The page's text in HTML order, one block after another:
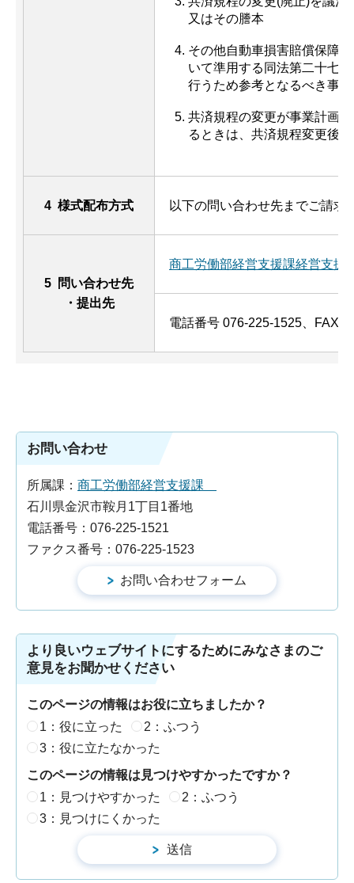
又はその謄本
その他自動車損害賠償保障
いて準用する同法第二十七
行うため参考となるべき事
共済規程の変更が事業計画
るときは、共済規程変更後
4 様式配布方式 以下の問い合わせ先までご請求
5 問い合わせ先
・提出先
商工労働部経営支援課経営支援
電話番号 076-225-1525、FAX
お問い合わせ
所属課： 商工労働部経営支援課
石川県金沢市鞍月1丁目1番地
電話番号：076-225-1521
ファクス番号：076-225-1523
より良いウェブサイトにするためにみなさまのご
意見をお聞かせください
このページの情報はお役に立ちましたか？
1：役に立った
2：ふつう
3：役に立たなかった
このページの情報は見つけやすかったですか？
1：見つけやすかった
2：ふつう
3：見つけにくかった